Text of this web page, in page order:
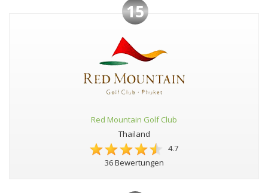
15
Red Mountain Golf Club
Thailand
4.7
36 Bewertungen